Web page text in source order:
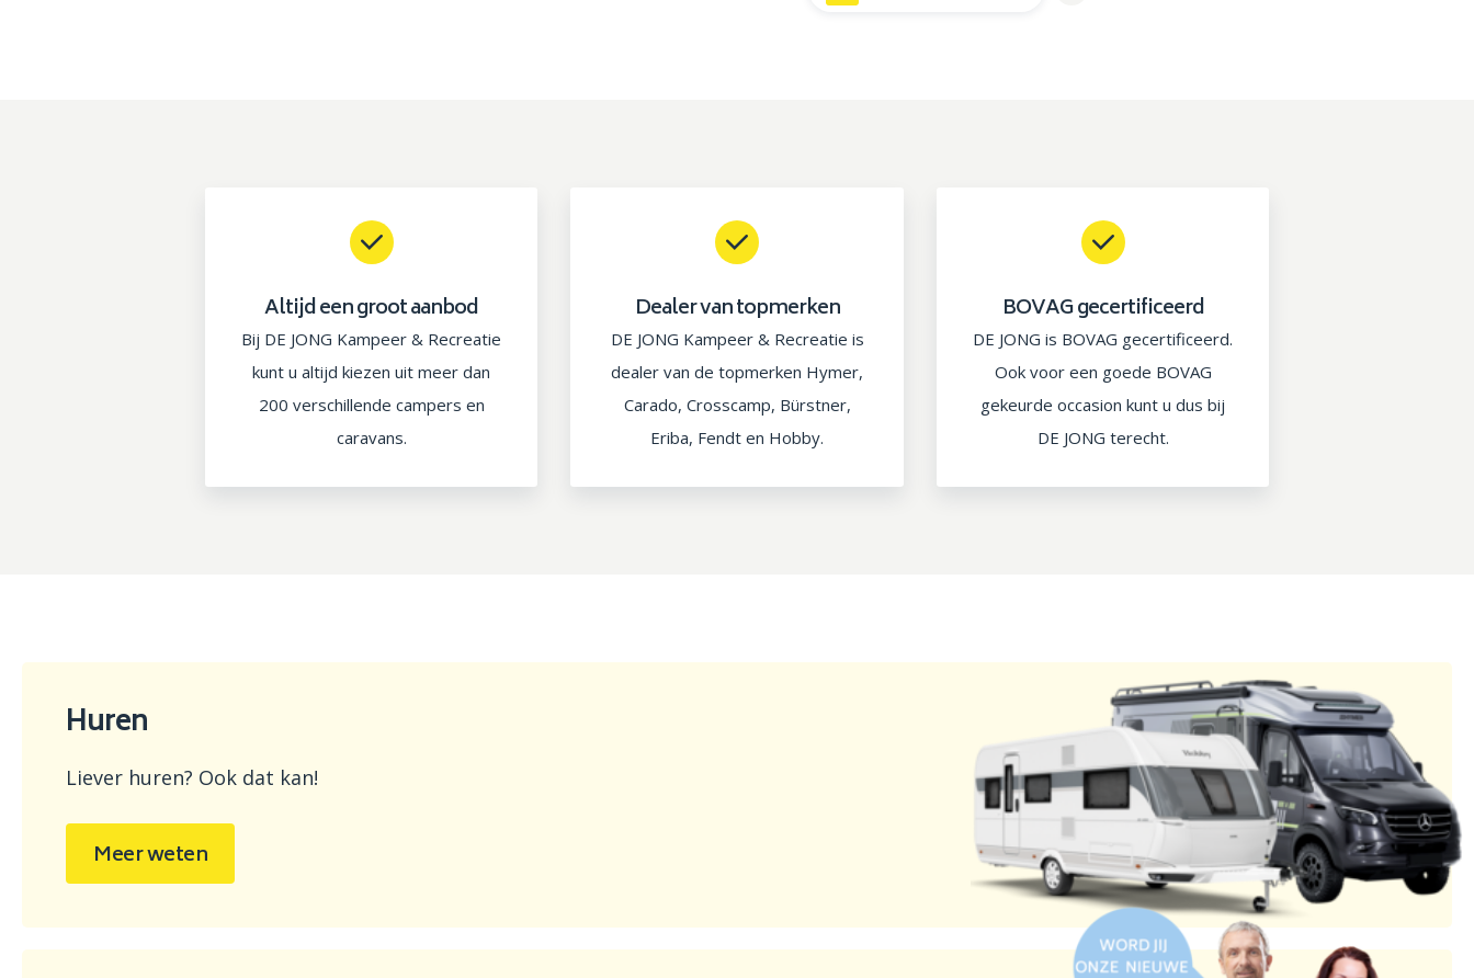
Altijd een groot aanbod
Bij DE JONG Kampeer & Recreatie
kunt u altijd kiezen uit meer dan
200 verschillende campers en
caravans.
Dealer van topmerken
DE JONG Kampeer & Recreatie is
dealer van de topmerken Hymer,
Carado, Crosscamp, Bürstner,
Eriba, Fendt en Hobby.
BOVAG gecertificeerd
DE JONG is BOVAG gecertificeerd.
Ook voor een goede BOVAG
gekeurde occasion kunt u dus bij
DE JONG terecht.
Huren
Liever huren? Ook dat kan!
Meer weten